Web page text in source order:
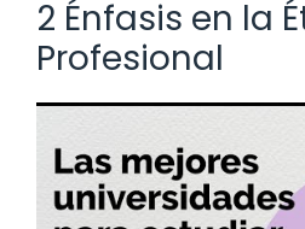
2 Énfasis en la
Profesional